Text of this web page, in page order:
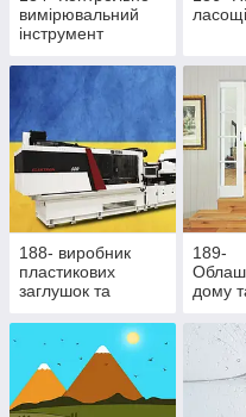
вимірювальний
інструмент
ласощі
188- виробник
пластикових
заглушок та
фурнітури
189-
дому